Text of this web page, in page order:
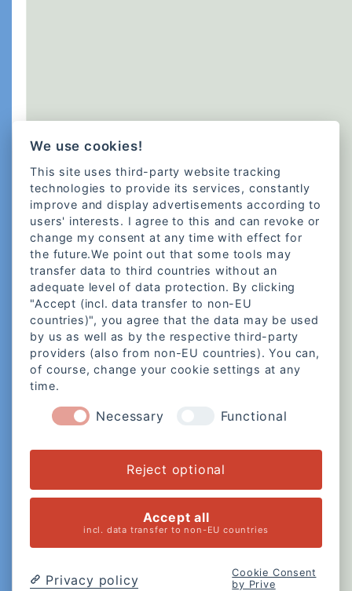
We use cookies!
This site uses third-party website tracking
technologies to provide its services, constantly
improve and display advertisements according to
users' interests. I agree to this and can revoke or
change my consent at any time with effect for
the future.We point out that some tools may
transfer data to third countries without an
adequate level of data protection. By clicking
"Accept (incl. data transfer to non-EU
countries)", you agree that the data may be used
by us as well as by the respective third-party
providers (also from non-EU countries). You can,
of course, change your cookie settings at any
time.
Necessary Functional
Reject optional
Accept all
incl. data transfer to non-EU countries
Privacy policy
Cookie Consent
by Prive